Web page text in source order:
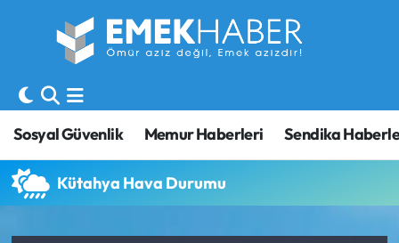
Sosyal Güvenlik Memur Haberleri Sendika
Kütahya Hava Durumu
Sosyal Güvenlik
Sendika
SORU-CEVAP
Gündem
Hava Durumu
Trafik Durumu
Süper Lig Puan Durumu ve Fikstür
Tüm Manşetler